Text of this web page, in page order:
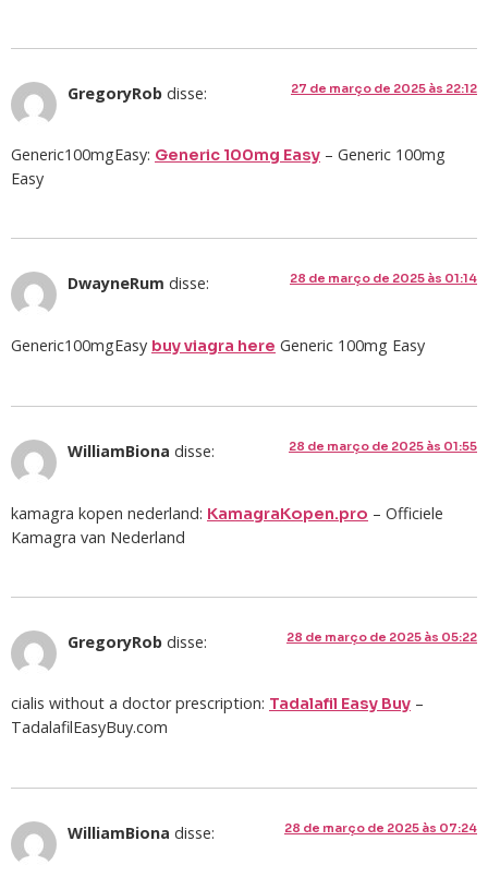
GregoryRob disse: 27 de março de 2025 às 22:12
Generic100mgEasy: Generic 100mg Easy – Generic 100mg
Easy
DwayneRum disse: 28 de março de 2025 às 01:14
Generic100mgEasy buy viagra here Generic 100mg Easy
WilliamBiona disse: 28 de março de 2025 às 01:55
kamagra kopen nederland: KamagraKopen.pro – Officiele
Kamagra van Nederland
GregoryRob disse: 28 de março de 2025 às 05:22
cialis without a doctor prescription: Tadalafil Easy Buy –
TadalafilEasyBuy.com
WilliamBiona disse: 28 de março de 2025 às 07:24